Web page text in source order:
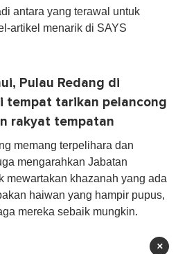
antara yang terawal untuk
artikel menarik di SAYS
Pulau Redang di
tempat tarikan pelancong
rakyat tempatan
memang terpelihara dan
mengarahkan Jabatan
mewartakan khazanah yang ada
haiwan yang hampir pupus,
mereka sebaik mungkin.
×